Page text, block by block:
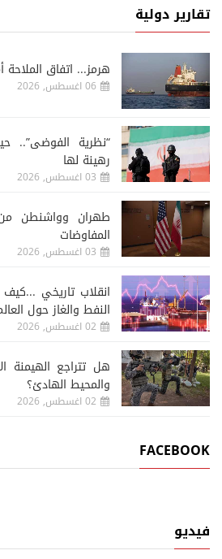
تقارير دولية
هرمز... اتفاق الملاحة
06 اغسطس, 2026
“نظرية الفوضى”..
رهينة لها
03 اغسطس, 2026
طهران وواشنطن
المفاوضات
03 اغسطس, 2026
انقلاب تاريخي
النفط والغاز حول
02 اغسطس, 2026
هل تتراجع الهيمنة
والمحيط الهادئ؟
02 اغسطس, 2026
FACEBOOK
فيديو